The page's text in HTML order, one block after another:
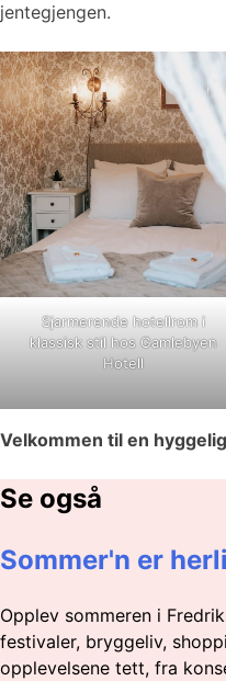
jentegjengen.
Sjarmerende hotellrom i
klassisk stil hos Gamlebyen
Hotell
Velkommen til en
Se også
Sommer'n er
Opplev sommeren i
festivaler, bryggeliv,
opplevelsene tett, fra